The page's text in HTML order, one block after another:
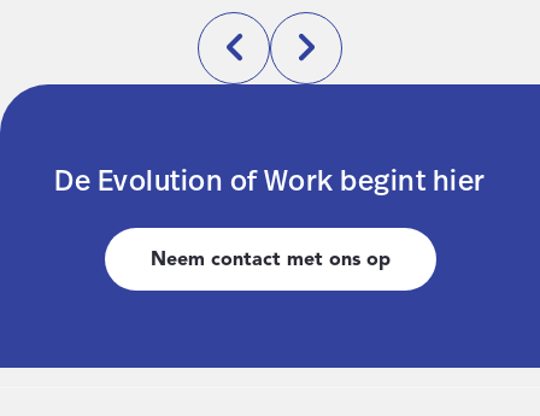
De Evolution of Work begint hier
Neem contact met ons op